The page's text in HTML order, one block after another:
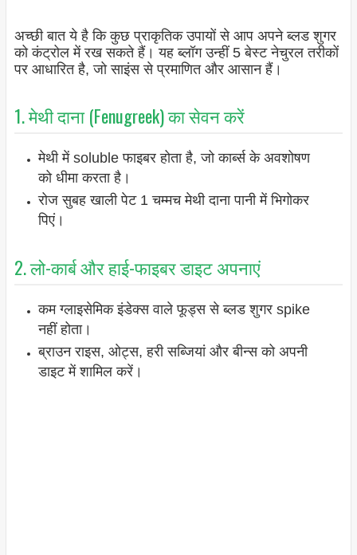
अच्छी बात ये है कि कुछ प्राकृतिक उपायों से आप अपने ब्लड शुगर
को कंट्रोल में रख सकते हैं। यह ब्लॉग उन्हीं 5 बेस्ट नेचुरल तरीकों
पर आधारित है, जो साइंस से प्रमाणित और आसान हैं।
1. मेथी दाना (Fenugreek) का सेवन करें
मेथी में soluble फाइबर होता है, जो कार्ब्स के अवशोषण
को धीमा करता है।
रोज सुबह खाली पेट 1 चम्मच मेथी दाना पानी में भिगोकर
पिएं।
2. लो-कार्ब और हाई-फाइबर डाइट अपनाएं
कम ग्लाइसेमिक इंडेक्स वाले फूड्स से ब्लड शुगर spike
नहीं होता।
ब्राउन राइस, ओट्स, हरी सब्जियां और बीन्स को अपनी
डाइट में शामिल करें।